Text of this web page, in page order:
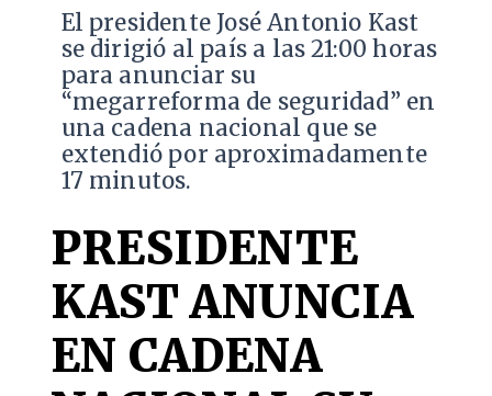
El presidente José Antonio Kast
se dirigió al país a las 21:00 horas
para anunciar su
“megarreforma de seguridad” en
una cadena nacional que se
extendió por aproximadamente
17 minutos.
PRESIDENTE
KAST ANUNCIA
EN CADENA